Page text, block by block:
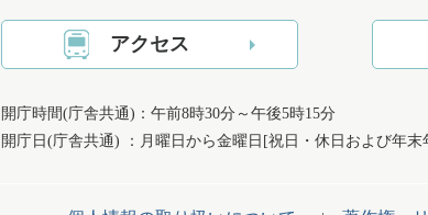
アクセス
開庁時間(庁舎共通)：午前8時30分～午後5時15分
開庁日(庁舎共通) ：月曜日から金曜日[祝日・休日および年末